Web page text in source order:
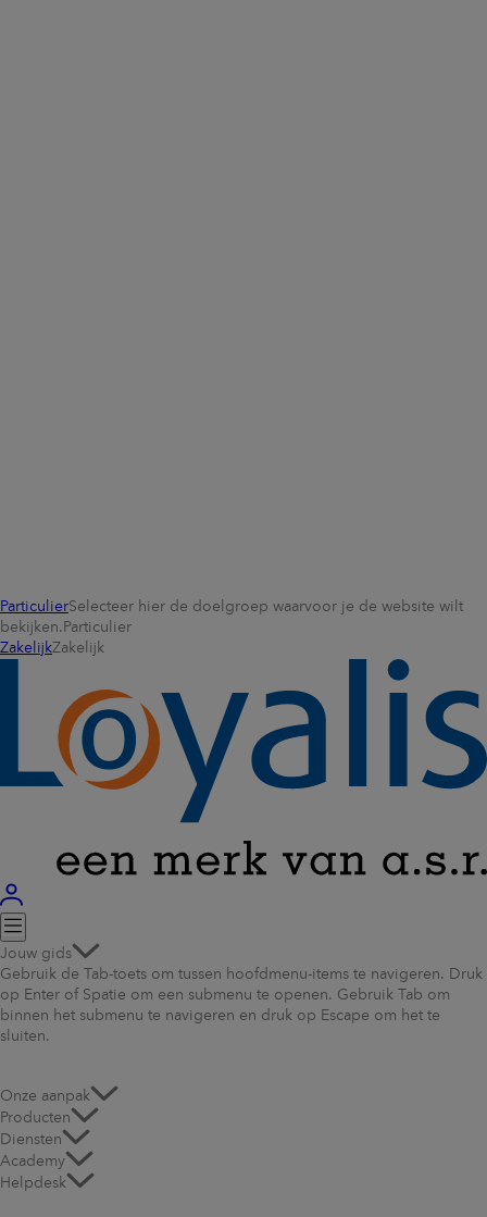
ParticulierSelecteer hier de doelgroep waarvoor je de website wilt
bekijken. Particulier
ZakelijkZakelijk
Jouw gids
Gebruik de Tab-toets om tussen hoofdmenu-items te navigeren. Druk
op Enter of Spatie om een submenu te openen. Gebruik Tab om
binnen het submenu te navigeren en druk op Escape om het te
sluiten.
Onze aanpak
Producten
Diensten
Academy
Helpdesk